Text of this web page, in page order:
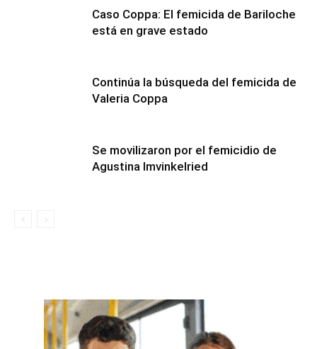
Caso Coppa: El femicida de Bariloche
está en grave estado
Continúa la búsqueda del femicida de
Valeria Coppa
Se movilizaron por el femicidio de
Agustina Imvinkelried